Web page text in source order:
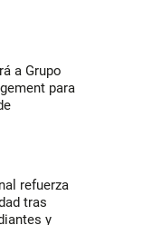
a Grupo
para
refuerza
tras
y